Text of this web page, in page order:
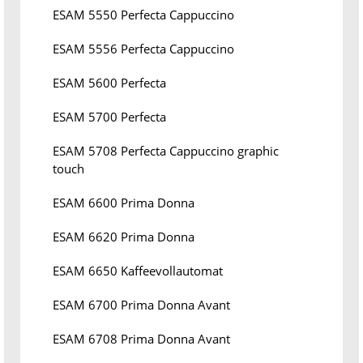
ESAM 5550 Perfecta Cappuccino
ESAM 5556 Perfecta Cappuccino
ESAM 5600 Perfecta
ESAM 5700 Perfecta
ESAM 5708 Perfecta Cappuccino graphic
touch
ESAM 6600 Prima Donna
ESAM 6620 Prima Donna
ESAM 6650 Kaffeevollautomat
ESAM 6700 Prima Donna Avant
ESAM 6708 Prima Donna Avant